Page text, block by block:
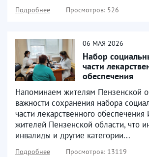
Подробнее Просмотров: 526
06 МАЯ 2026
Набор
части
обеспечения
Напоминаем жителям Пензенской
важности сохранения набора
части лекарственного
жителей Пензенской области, что
инвалиды и другие категории...
Подробнее Просмотров: 13119